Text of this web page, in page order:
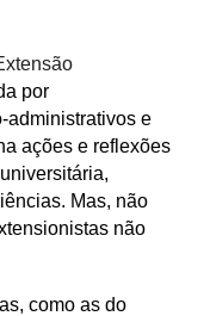
por
administrativos e
ações e reflexões
Mas, não
não
como as do